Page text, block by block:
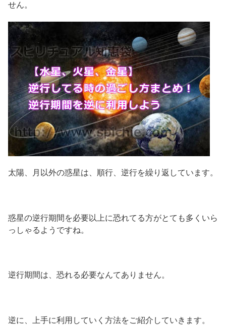
せん。
太陽、月以外の惑星は、順行、逆行を繰り返しています。
惑星の逆行期間を必要以上に恐れてる方がとても多くいら
っしゃるようですね。
逆行期間は、恐れる必要なんてありません。
逆に、上手に利用していく方法をご紹介していきます。